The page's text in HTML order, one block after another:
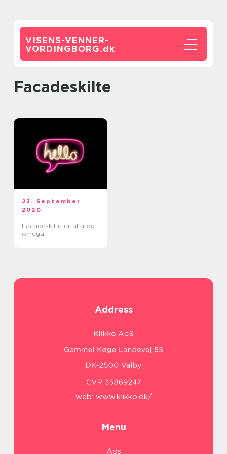
VISENS-VENNER-
VORDINGBORG.dk
facadeskilte
23. September
2020
Facadeskilte er alfa og
omega
Address
web: www.klikko.dk/
Menu
Ads